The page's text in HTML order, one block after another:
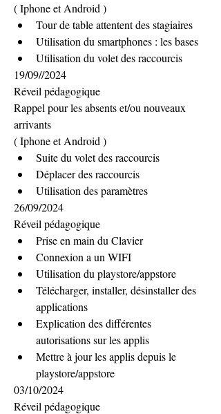
( Iphone et Android )
Tour de table attentent des stagiaires
Utilisation du smartphones : les bases
Utilisation du volet des raccourcis
19/09//2024
Réveil pédagogique
Rappel pour les absents et/ou nouveaux
arrivants
( Iphone et Android )
Suite du volet des raccourcis
Déplacer des raccourcis
Utilisation des paramètres
26/09/2024
Réveil pédagogique
Prise en main du Clavier
Connexion a un WIFI
Utilisation du playstore/appstore
Télécharger, installer, désinstaller des
applications
Explication des différentes
autorisations sur les applis
Mettre à jour les applis depuis le
playstore/appstore
03/10/2024
Réveil pédagogique